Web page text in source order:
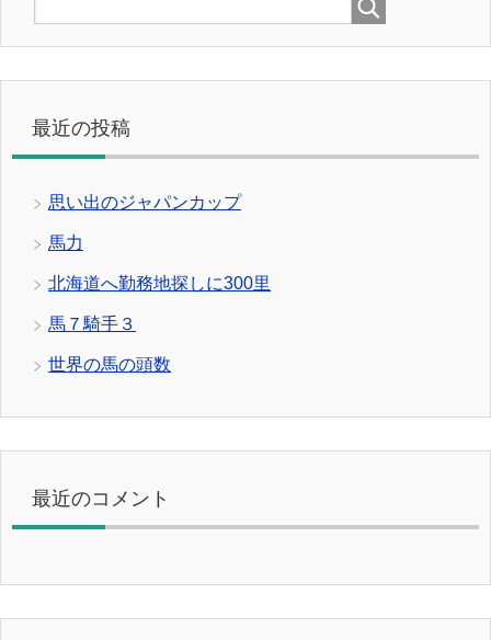
最近の投稿
思い出のジャパンカップ
馬力
北海道へ勤務地探しに300里
馬７騎手３
世界の馬の頭数
最近のコメント